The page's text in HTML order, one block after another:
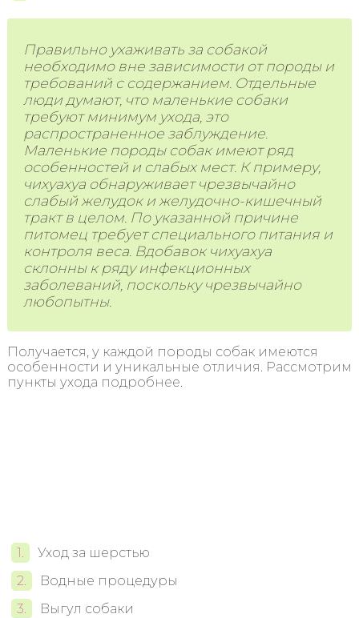
Правильно ухаживать за собакой
необходимо вне зависимости от породы и
требований с содержанием. Отдельные
люди думают, что маленькие собаки
требуют минимум ухода, это
распространенное заблуждение.
Маленькие породы собак имеют ряд
особенностей и слабых мест. К примеру,
чихуахуа обнаруживает чрезвычайно
слабый желудок и желудочно-кишечный
тракт в целом. По указанной причине
питомец требует специального питания и
контроля веса. Вдобавок чихуахуа
склонны к ряду инфекционных
заболеваний, поскольку чрезвычайно
любопытны.
Получается, у каждой породы собак имеются
особенности и уникальные отличия. Рассмотрим
пункты ухода подробнее.
Уход за шерстью
Водные процедуры
Выгул собаки